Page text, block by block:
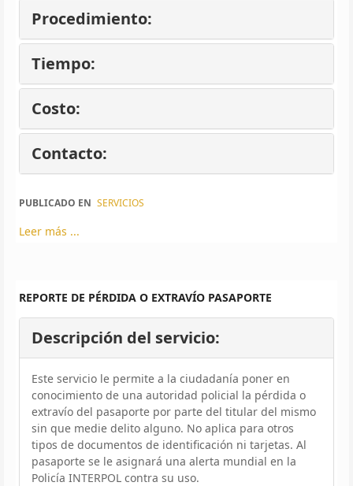
Procedimiento:
Tiempo:
Costo:
Contacto:
PUBLICADO EN SERVICIOS
Leer más ...
REPORTE DE PÉRDIDA O EXTRAVÍO PASAPORTE
Descripción del servicio:
Este servicio le permite a la ciudadanía poner en
conocimiento de una autoridad policial la pérdida o
extravío del pasaporte por parte del titular del mismo
sin que medie delito alguno. No aplica para otros
tipos de documentos de identificación ni tarjetas. Al
pasaporte se le asignará una alerta mundial en la
Policía INTERPOL contra su uso.